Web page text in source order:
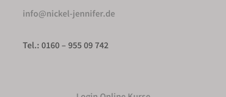
info@nickel-jennifer.de
Tel.: 0160 – 955 09 742